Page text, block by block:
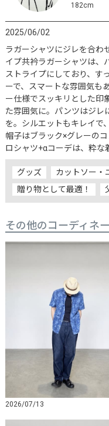
182cm
2025/06/02
ラガーシャツにジレを合わ
イプ共衿ラガーシャツは、
ストライプにしており、す
ーで、スマートな雰囲気も
ー仕様でスッキリとした印
た雰囲気に。パンツはジレ
を。シルエットもキレイで
帽子はブラック×グレーの
ロシャツ+αコーデは、粋な
グッズ カットソー・
贈り物として最適！
その他のコーディネ
2026/07/13